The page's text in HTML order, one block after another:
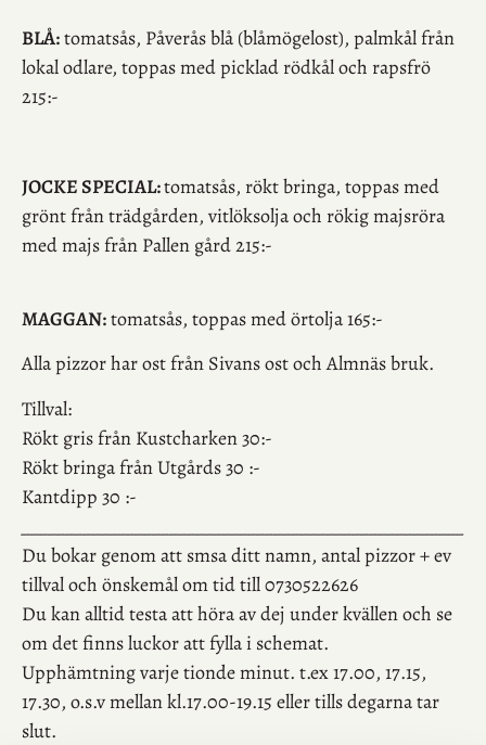
BLÅ:tomatsås, Påverås blå (blåmögelost), palmkål från
lokal odlare, toppas med picklad rödkål och rapsfrö
215:-
JOCKE SPECIAL:tomatsås, rökt bringa, toppas med
grönt från trädgården, vitlöksolja och rökig majsröra
med majs från Pallen gård 215:-
MAGGAN:tomatsås, toppas med örtolja 165:-
Alla pizzor har ost från Sivans ost och Almnäs bruk.
Tillval:
Rökt gris från Kustcharken 30:-
Rökt bringa från Utgårds 30 :-
Kantdipp 30 :-
Du bokar genom att smsa ditt namn, antal pizzor + ev
tillval och önskemål om tid till 0730522626
Du kan alltid testa att höra av dej under kvällen och se
om det finns luckor att fylla i schemat.
Upphämtning varje tionde minut. t.ex 17.00, 17.15,
17.30, o.s.v mellan kl.17.00-19.15 eller tills degarna tar
slut.